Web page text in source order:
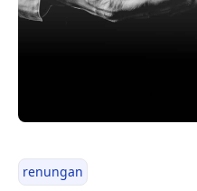
renungan